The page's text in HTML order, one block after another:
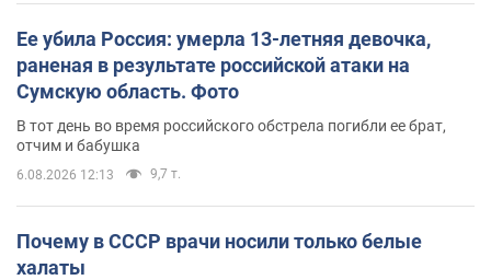
Ее убила Россия: умерла 13-летняя девочка,
раненая в результате российской атаки на
Сумскую область. Фото
В тот день во время российского обстрела погибли ее брат,
отчим и бабушка
6.08.2026 12:13 9,7 т.
Почему в СССР врачи носили только белые
халаты